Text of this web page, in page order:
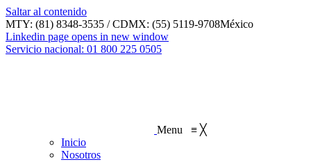
Saltar al contenido
MTY: (81) 8348-3535 / CDMX: (55) 5119-9708México
Linkedin page opens in new window
Servicio nacional: 01 800 225 0505
Menu ≡ ╳
Inicio
Nosotros